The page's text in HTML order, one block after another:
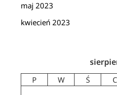
maj 2023
kwiecień 2023
P W Ś C